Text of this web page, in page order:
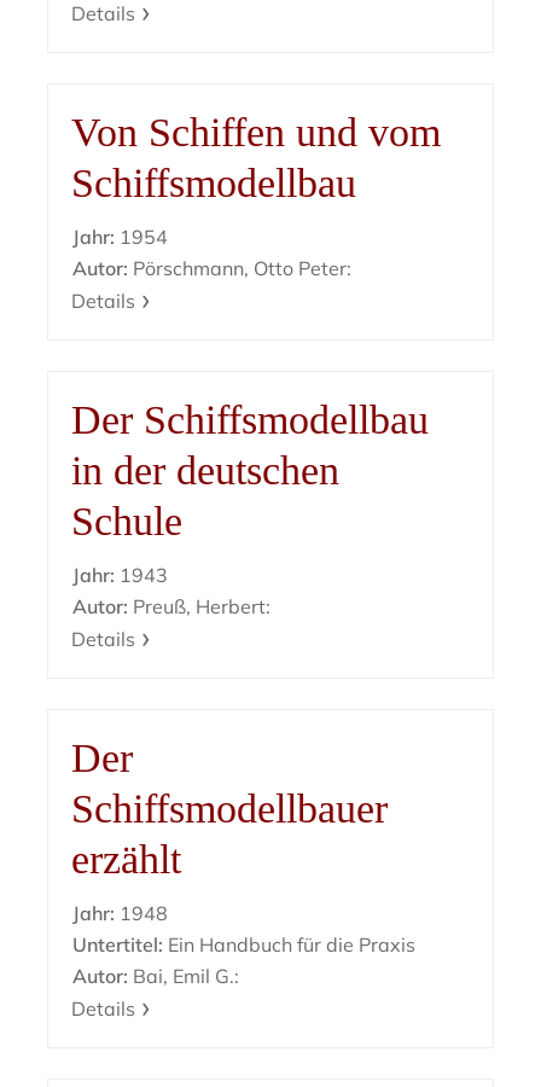
Details
Von Schiffen und vom
Schiffsmodellbau
Jahr: 1954
Autor: Pörschmann, Otto Peter:
Details
Der Schiffsmodellbau
in der deutschen
Schule
Jahr: 1943
Autor: Preuß, Herbert:
Details
Der
Schiffsmodellbauer
erzählt
Jahr: 1948
Untertitel: Ein Handbuch für die Praxis
Autor: Bai, Emil G.:
Details